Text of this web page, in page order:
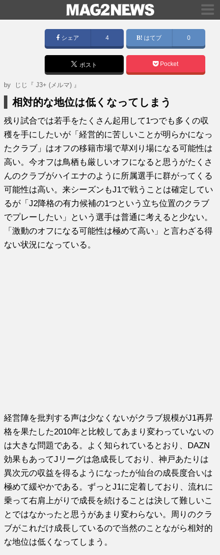
シェア 4 はてブ 0
ポスト Pocket
by じじ『 J3+ (メルマ) 』
相対的な地位は低くなってしまう
残り試合では若手をたくさん起用して1つでも多くの収
穫を手にしたいが「経営的に苦しいことが明らかになっ
たクラブ」はオフの移籍市場で草刈り場になる可能性は
高い。今オフは鳥栖も厳しいオフになると思うがたくさ
んのクラブがハイエナのように所属選手に群がってくる
可能性は高い。来シーズンもJ1で戦うことは確定してい
るが「J2降格の有力候補の1つという立ち位置のクラブ
でプレーしたい」という選手は普通に考えると少ない。
「激動のオフになる可能性は極めて高い」と言わざる得
ない状況になっている。
経営陣を批判する声は少なくないがクラブ規模がJ1再昇
格を果たした2010年と比較してあまり変わっていないの
は大きな問題である。よく知られているとおり、DAZN
効果もあってJリーグは急成長しており、神戸あたりは
異次元の収益を得るようになったが仙台の成長度合いは
極めて緩やかである。ずっとJ1に定着しており、流れに
乗って右肩上がりで成長を続けることは決して難しいこ
とではなかったと思うがあまり変わらない。周りのクラ
ブがこれだけ成長しているので当然のことながら相対的
な地位は低くなってしまう。